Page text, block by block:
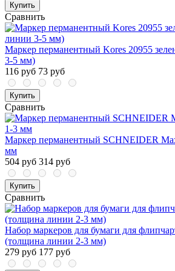
Купить
Сравнить
Маркер перманентный Kores 20955
3-5 мм)
116 руб 73 руб
Купить
Сравнить
Маркер перманентный SCHNEIDER
мм
504 руб 314 руб
Купить
Сравнить
Набор маркеров для бумаги для
(толщина линии 2-3 мм)
279 руб 177 руб